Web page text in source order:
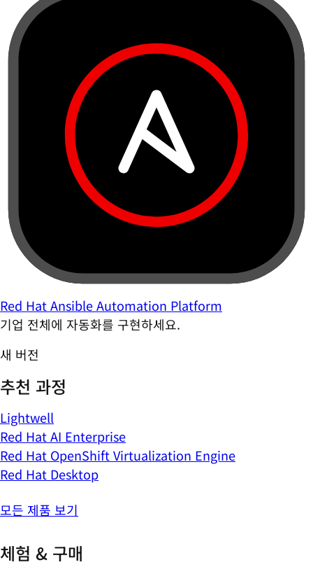
Red Hat Ansible Automation Platform
기업 전체에 자동화를 구현하세요.
새 버전
추천 과정
Lightwell
Red Hat AI Enterprise
Red Hat OpenShift Virtualization Engine
Red Hat Desktop
모든 제품 보기
체험 & 구매